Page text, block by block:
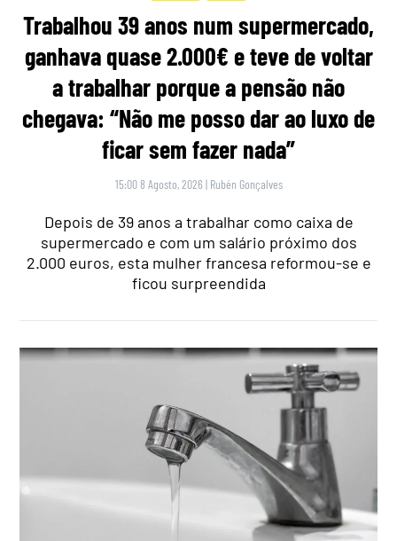
Trabalhou 39 anos num supermercado,
ganhava quase 2.000€ e teve de voltar
a trabalhar porque a pensão não
chegava: “Não me posso dar ao luxo de
ficar sem fazer nada”
15:00 8 Agosto, 2026 | Rubén Gonçalves
Depois de 39 anos a trabalhar como caixa de
supermercado e com um salário próximo dos
2.000 euros, esta mulher francesa reformou-se e
ficou surpreendida